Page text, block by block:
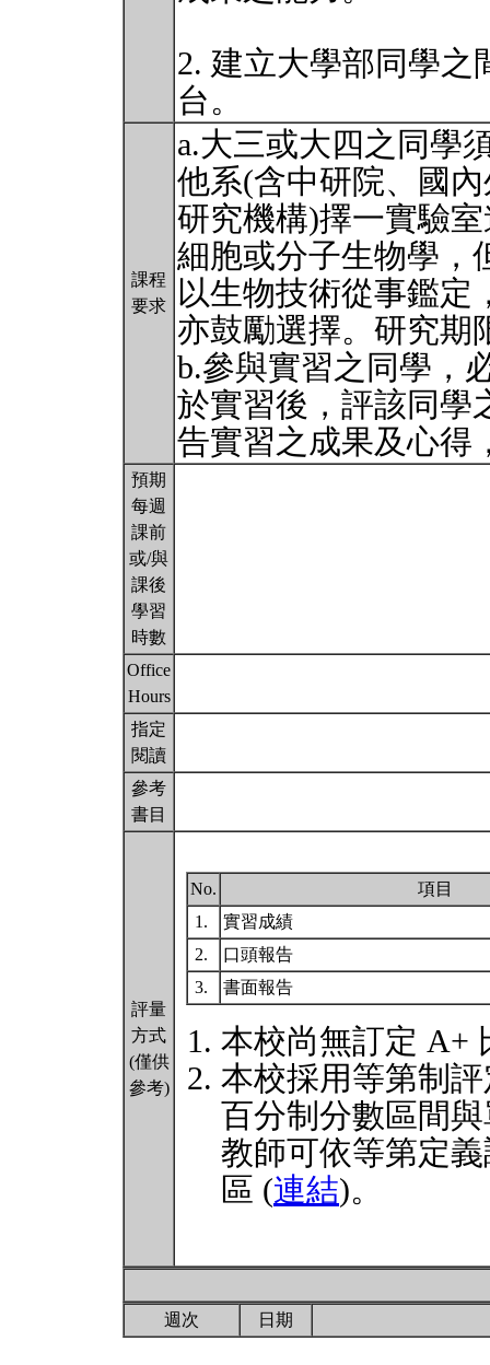
2. 建立大學部同學之
台。
課程
要求
a.大三或大四之同學
他系(含中研院、國
研究機構)擇一實驗
細胞或分子生物學，
以生物技術從事鑑定
亦鼓勵選擇。研究期
b.參與實習之同學，
於實習後，評該同學
告實習之成果及心
預期
每週
課前
或/與
課後
學習
時數
Office
Hours
指定
閱讀
參考
書目
評量
方式
(僅供
參考)
No.
項目
1.
實習成績
2.
口頭報告
3.
書面報告
本校尚無訂定 A+
本校採用等第制
百分制分數區間
教師可依等第定
區 (連結)。
週次 日期